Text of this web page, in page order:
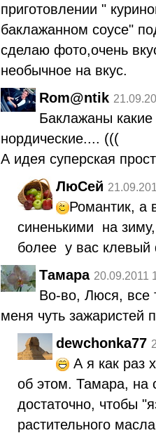
приготовлении "
баклажанном соусе"
сделаю фото,очень
необычное на вкус.
Rom@ntik
Баклажаны
нордические.... (((
А идея суперская
ЛюСей
Романтик, а
синенькими на
более у вас клевый
Тамара 20.09.2011
Во-во, Люся, все
меня чуть зажаристей
dewchonka77
А я как раз
об этом. Тамара, на
достаточно, чтобы
растительного